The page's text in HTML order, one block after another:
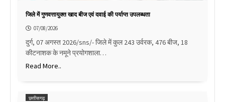
जिले में गुणवत्तायुक्त खाद बीज एवं दवाई की पर्याप्त उपलब्धता
07/08/2026
दुर्ग, 07 अगस्त 2026/sns/- जिले में कुल 243 उर्वरक, 476 बीज, 18
कीटनाशक के नमूने प्रयोगशाला…
Read More..
छत्तीसगढ़